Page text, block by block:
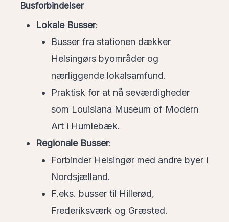
Busforbindelser
Lokale Busser:
Busser fra stationen dækker
Helsingørs byområder og
nærliggende lokalsamfund.
Praktisk for at nå seværdigheder
som Louisiana Museum of Modern
Art i Humlebæk.
Regionale Busser:
Forbinder Helsingør med andre byer i
Nordsjælland.
F.eks. busser til Hillerød,
Frederiksværk og Græsted.